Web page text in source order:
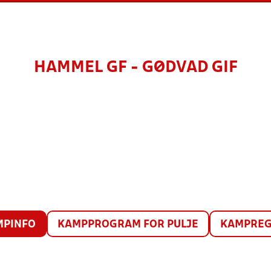
HAMMEL GF - GØDVAD GIF
KAMPPROGRAM FOR PULJE